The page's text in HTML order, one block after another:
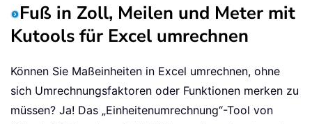
Fuß in Zoll, Meilen und Meter mit
Kutools für Excel umrechnen
Können Sie Maßeinheiten in Excel umrechnen, ohne
sich Umrechnungsfaktoren oder Funktionen merken zu
müssen? Ja! Das „Einheitenumrechnung“-Tool von